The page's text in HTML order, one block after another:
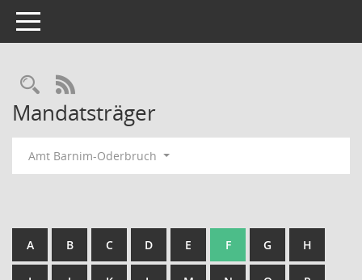
Toggle navigation
Rechercheauswahl
RSS-Feed
Mandatsträger
Amt Barnim-Oderbruch
A B C D E F G H